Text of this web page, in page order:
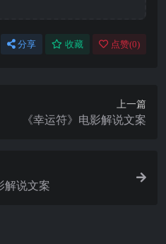
分享 收藏 点赞(0)
上一篇
《幸运符》电影解说文案
解说文案